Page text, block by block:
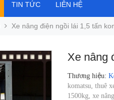
TIN TỨC LIÊN HỆ
Xe nâng điện ngồi lái 1,5 tấn
Xe nâng
Thương hiệu:
komatsu, thuê
1500kg, xe